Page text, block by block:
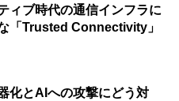
ィブ時代の通信インフラに
「Trusted Connectivity」
化とAIへの攻撃にどう対